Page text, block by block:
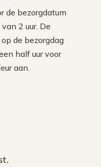
de bezorgdatum
2 uur. De
de bezorgdag
half uur voor
aan.